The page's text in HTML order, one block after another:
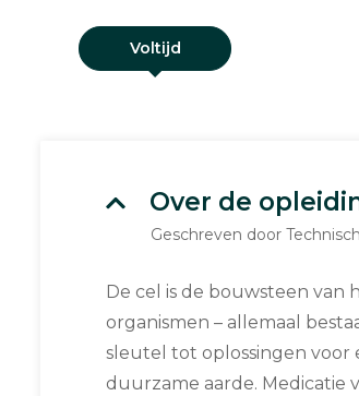
Voltijd
Over de
Geschreven door
De cel is de bouwsteen van
organismen – allemaal
sleutel tot oplossingen voor
duurzame aarde. Medicatie